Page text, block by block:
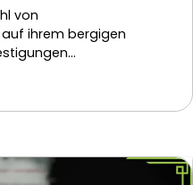
von
ihrem bergigen